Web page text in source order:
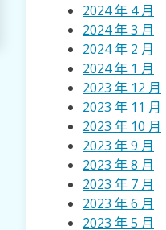
2024 年 4 月
2024 年 3 月
2024 年 2 月
2024 年 1 月
2023 年 12 月
2023 年 11 月
2023 年 10 月
2023 年 9 月
2023 年 8 月
2023 年 7 月
2023 年 6 月
2023 年 5 月